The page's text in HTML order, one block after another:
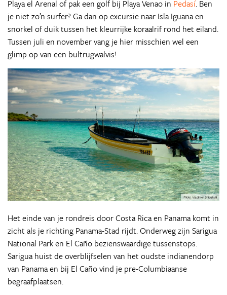
Playa el Arenal of pak een golf bij Playa Venao in Pedasí. Ben
je niet zo’n surfer? Ga dan op excursie naar Isla Iguana en
snorkel of duik tussen het kleurrijke koraalrif rond het eiland.
Tussen juli en november vang je hier misschien wel een
glimp op van een bultrugwalvis!
Het einde van je rondreis door Costa Rica en Panama komt in
zicht als je richting Panama-Stad rijdt. Onderweg zijn Sarigua
National Park en El Caño bezienswaardige tussenstops.
Sarigua huist de overblijfselen van het oudste indianendorp
van Panama en bij El Caño vind je pre-Columbiaanse
begraafplaatsen.